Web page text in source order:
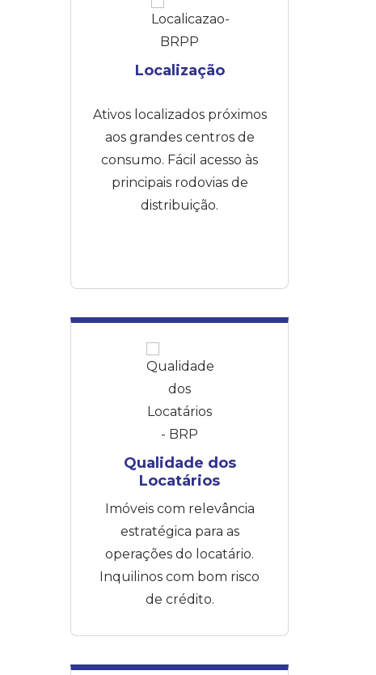
Localização
Ativos localizados próximos
aos grandes centros de
consumo. Fácil acesso às
principais rodovias de
distribuição.
Qualidade dos
Locatários
Imóveis com relevância
estratégica para as
operações do locatário.
Inquilinos com bom risco
de crédito.